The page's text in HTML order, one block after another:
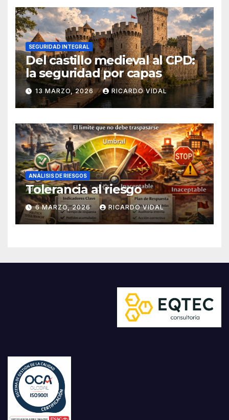
SEGURIDAD INTEGRAL
Del castillo medieval al CPD:
la seguridad por capas
13 MARZO, 2026 RICARDO VIDAL
ANÁLISIS DE RIESGOS
Tolerancia al riesgo
6 MARZO, 2026 RICARDO VIDAL